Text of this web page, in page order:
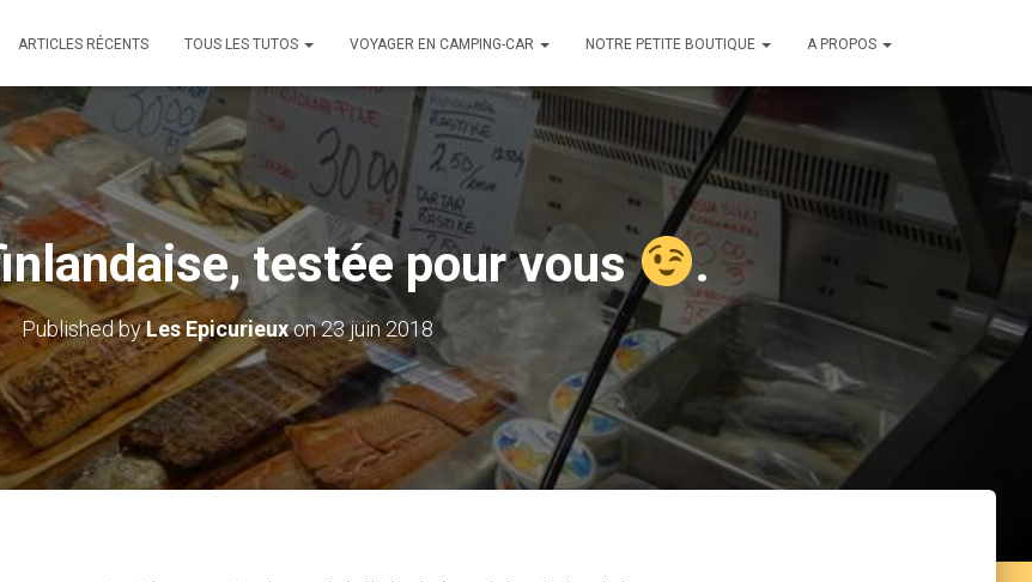
ARTICLES RÉCENTS TOUS LES TUTOS VOYAGER EN CAMPING-CAR NOTRE PETITE BOUTIQUE A PROPOS
testée pour vous .
Published byLes Epicurieuxon23 juin 2018